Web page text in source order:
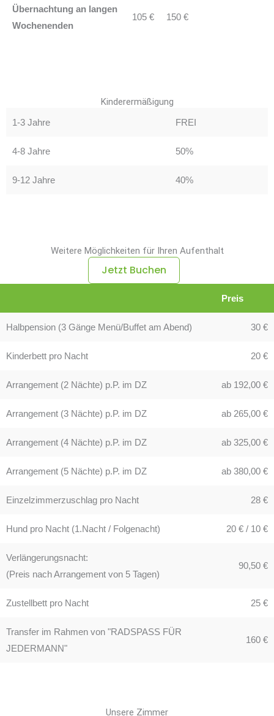
Übernachtung an langen
Wochenenden
105 € 150 €
Kinderermäßigung
1-3 Jahre FREI
4-8 Jahre 50%
9-12 Jahre 40%
Weitere Möglichkeiten für Ihren Aufenthalt
Jetzt Buchen
Preis
Halbpension (3 Gänge Menü/Buffet am Abend) 30 €
Kinderbett pro Nacht 20 €
Arrangement (2 Nächte) p.P. im DZ ab 192,00 €
Arrangement (3 Nächte) p.P. im DZ ab 265,00 €
Arrangement (4 Nächte) p.P. im DZ ab 325,00 €
Arrangement (5 Nächte) p.P. im DZ ab 380,00 €
Einzelzimmerzuschlag pro Nacht 28 €
Hund pro Nacht (1.Nacht / Folgenacht) 20 € / 10 €
Verlängerungsnacht:
(Preis nach Arrangement von 5 Tagen)
90,50 €
Zustellbett pro Nacht 25 €
Transfer im Rahmen von "RADSPASS FÜR
JEDERMANN"
160 €
Unsere Zimmer